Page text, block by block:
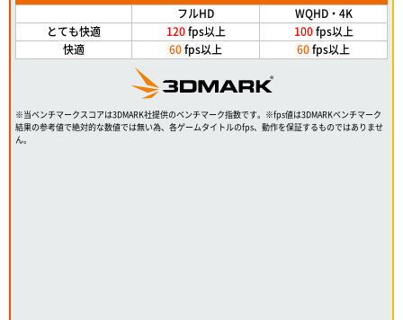
フルHD
WQHD・4K
とても快適
120fps以上 100fps以上
快適
60fps以上 60fps以上
※当ベンチマークスコアは3DMARK社提供のベンチマーク指数です。※fps値は3DMARKベンチマーク
結果の参考値で絶対的な数値では無い為、各ゲームタイトルのfps、動作を保証するものではありませ
ん。